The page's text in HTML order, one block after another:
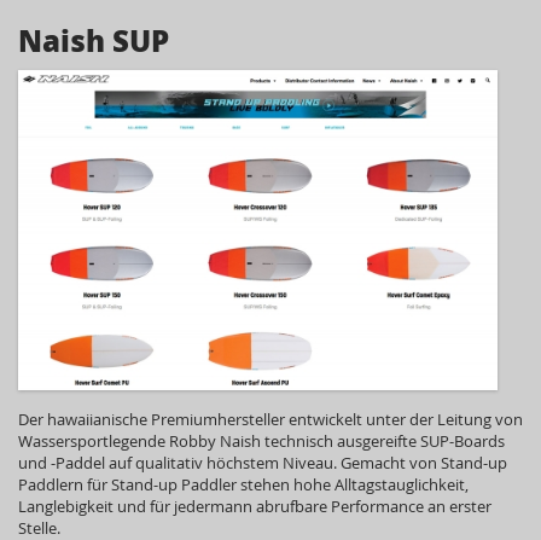
Naish SUP
Der hawaiianische Premiumhersteller entwickelt unter der Leitung von
Wassersportlegende Robby Naish technisch ausgereifte SUP-Boards
und -Paddel auf qualitativ höchstem Niveau. Gemacht von Stand-up
Paddlern für Stand-up Paddler stehen hohe Alltagstauglichkeit,
Langlebigkeit und für jedermann abrufbare Performance an erster
Stelle.